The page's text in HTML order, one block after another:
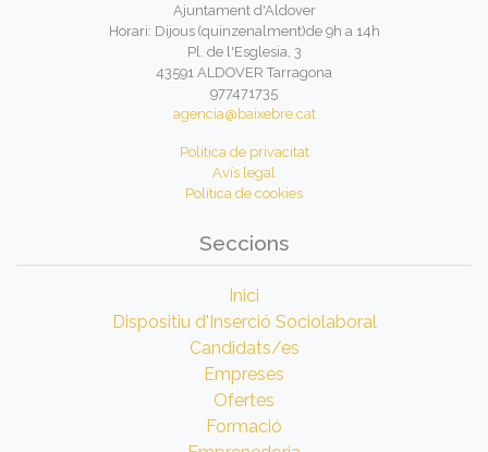
Ajuntament d'Aldover
Horari: Dijous (quinzenalment)de 9h a 14h
Pl. de l'Esglesia, 3
43591 ALDOVER Tarragona
977471735
agencia@baixebre.cat
Política de privacitat
Avís legal
Política de cookies
Seccions
Inici
Dispositiu d'Inserció Sociolaboral
Candidats/es
Empreses
Ofertes
Formació